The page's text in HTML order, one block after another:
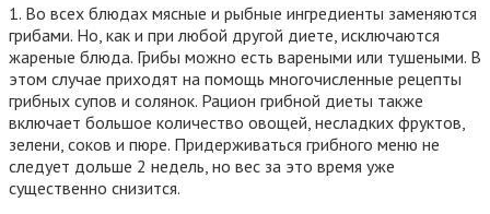
1. Во всех блюдах мясные и рыбные ингредиенты заменяются
грибами. Но, как и при любой другой диете, исключаются
жареные блюда. Грибы можно есть вареными или тушеными. В
этом случае приходят на помощь многочисленные рецепты
грибных супов и солянок. Рацион грибной диеты также
включает большое количество овощей, несладких фруктов,
зелени, соков и пюре. Придерживаться грибного меню не
следует дольше 2 недель, но вес за это время уже
существенно снизится.